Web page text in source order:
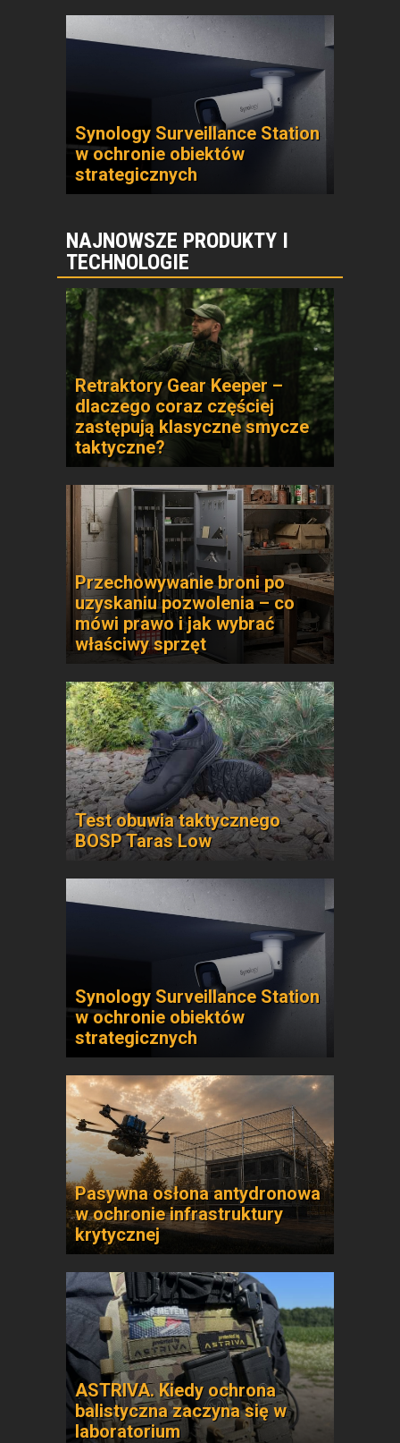
Synology Surveillance Station
w ochronie obiektów
strategicznych
NAJNOWSZE PRODUKTY I
TECHNOLOGIE
Retraktory Gear Keeper –
dlaczego coraz częściej
zastępują klasyczne smycze
taktyczne?
Przechowywanie broni po
uzyskaniu pozwolenia – co
mówi prawo i jak wybrać
właściwy sprzęt
Test obuwia taktycznego
BOSP Taras Low
Synology Surveillance Station
w ochronie obiektów
strategicznych
Pasywna osłona antydronowa
w ochronie infrastruktury
krytycznej
ASTRIVA. Kiedy ochrona
balistyczna zaczyna się w
laboratorium